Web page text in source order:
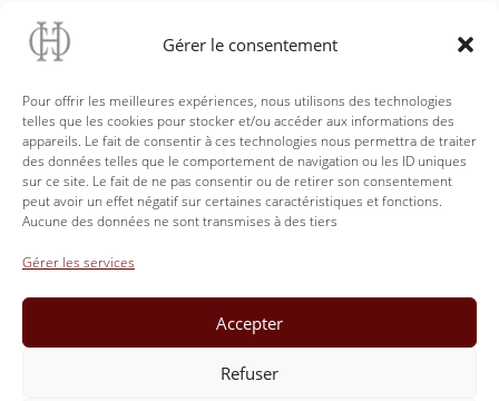
Gérer le consentement
Pour offrir les meilleures expériences, nous utilisons des technologies
telles que les cookies pour stocker et/ou accéder aux informations des
appareils. Le fait de consentir à ces technologies nous permettra de traiter
des données telles que le comportement de navigation ou les ID uniques
sur ce site. Le fait de ne pas consentir ou de retirer son consentement
peut avoir un effet négatif sur certaines caractéristiques et fonctions.
Aucune des données ne sont transmises à des tiers
Gérer les services
Accepter
Refuser
La Spiranthe d’Automne à Cassagne
Floraison des Orchidées Sauvages
Cassagne Haut-Canon
Prochainement ouverture du Club Château
Cassagne Haut-Canon
Yoga dans le parc du Château Cassagne Haut-
Canon
Château Cassagne au W’IN Libourne 21-22 Juin
Conditions générales de vente et d’utilisation